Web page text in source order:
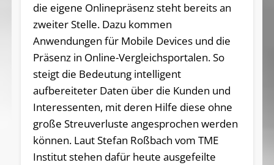
die eigene Onlinepräsenz steht bereits an
zweiter Stelle. Dazu kommen
Anwendungen für Mobile Devices und die
Präsenz in Online-Vergleichsportalen. So
steigt die Bedeutung intelligent
aufbereiteter Daten über die Kunden und
Interessenten, mit deren Hilfe diese ohne
große Streuverluste angesprochen werden
können. Laut Stefan Roßbach vom TME
Institut stehen dafür heute ausgefeilte